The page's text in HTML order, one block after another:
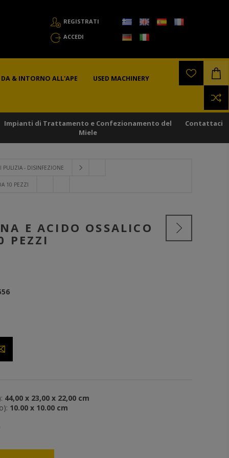
REGISTRATI
ACCEDI
DA & INTORNO ALL'APE
USED MACHINERY
Impianti di Trattamento e Confezionamento del
Miele
Contattaci
PULIZIA - DISINFEZIONE
10 PEZZI
E ACIDO OSSALICO
PEZZI
44,00 x 23,00 x 22,00 cm
10.00 x 10.00 cm